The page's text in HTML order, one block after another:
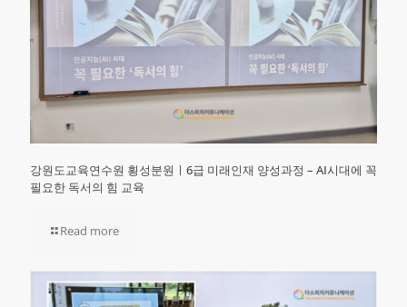
강원도교육연수원 횡성분원ㅣ6급 미래인재 양성과정 – AI시대에 꼭
필요한 독서의 힘 교육
Read more